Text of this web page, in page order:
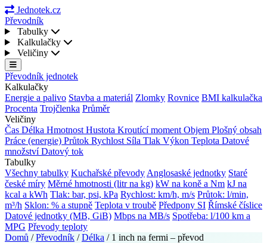
Jednotek.cz
Převodník
Tabulky
Kalkulačky
Veličiny
Převodník jednotek
Kalkulačky
Energie a palivo Stavba a materiál Zlomky Rovnice BMI kalkulačka
Procenta Trojčlenka Průměr
Veličiny
Čas Délka Hmotnost Hustota Kroutící moment Objem Plošný obsah
Práce (energie) Průtok Rychlost Síla Tlak Výkon Teplota Datové
množstvíDatový tok
Tabulky
Všechny tabulky Kuchařské převody Anglosaské jednotky Staré
české míry Měrné hmotnosti (litr na kg) kW na koně a Nm kJ na
kcal a kWh Tlak: bar, psi, kPa Rychlost: km/h, m/s Průtok: l/min,
m³/h Sklon: % a stupně Teplota v troubě Předpony SI Římské číslice
Datové jednotky (MB, GiB) Mbps na MB/s Spotřeba: l/100 km a
MPG Převody teploty
Domů / Převodník / Délka / 1 inch na fermi – převod